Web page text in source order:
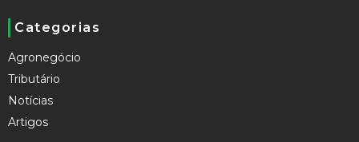
Categorias
Agronegócio
Tributário
Notícias
Artigos